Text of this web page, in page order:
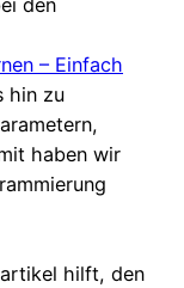
den
– Einfach
hin zu
haben wir
hilft, den